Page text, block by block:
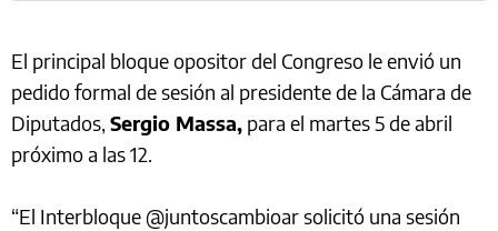
El principal bloque opositor del Congreso le envió un
pedido formal de sesión al presidente de la Cámara de
Diputados, Sergio Massa, para el martes 5 de abril
próximo a las 12.
“El Interbloque @juntoscambioar solicitó una sesión